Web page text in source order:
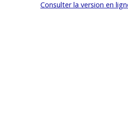
Consulter la version en